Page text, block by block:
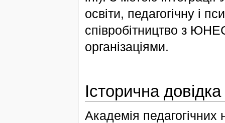
освіти, педагогічну і
співробітництво з
організаціями.
Історична довідка
Академія педагогічних